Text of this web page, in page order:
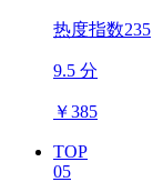
热度指数235
9.5 分
￥385
TOP
05